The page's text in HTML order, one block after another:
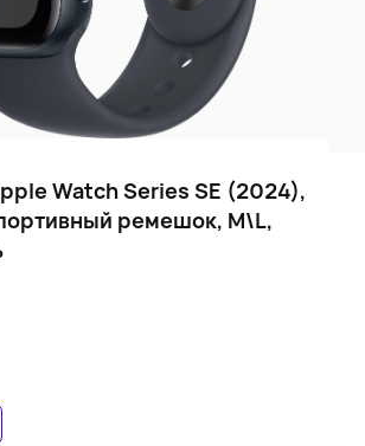
Watch Series SE (2024),
ремешок, M\L,